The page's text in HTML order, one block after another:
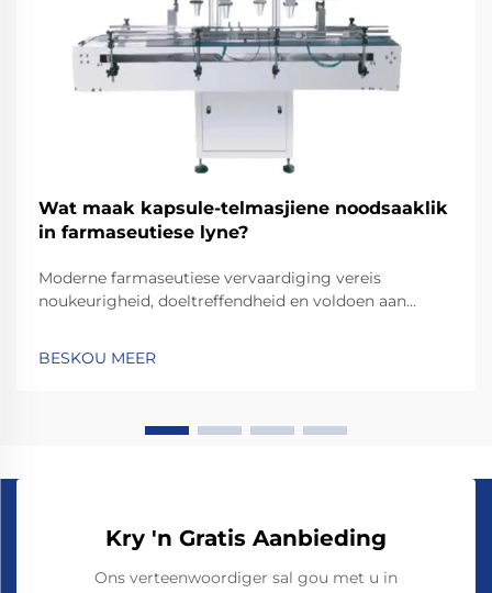
Wat maak kapsule-telmasjiene noodsaaklik
in farmaseutiese lyne?
Moderne farmaseutiese vervaardiging vereis
noukeurigheid, doeltreffendheid en voldoen aan
BESKOU MEER
Kry 'n Gratis Aanbieding
Ons verteenwoordiger sal gou met u in